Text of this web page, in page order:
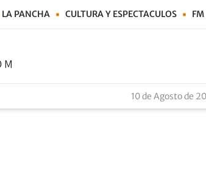
LA PANCHA CULTURA Y ESPECTACULOS
10 de Agosto de